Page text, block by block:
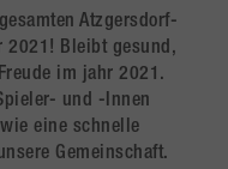
Atzgersdorf-
2021! Bleibt gesund,
im jahr 2021.
und -Innen
eine schnelle
Gemeinschaft.